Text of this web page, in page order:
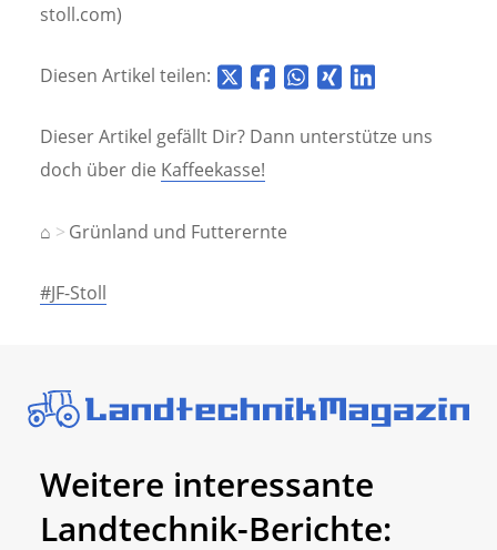
stoll.com)
Diesen Artikel teilen:
Dieser Artikel gefällt Dir? Dann unterstütze uns
doch über die Kaffeekasse!
⌂ Grünland und Futterernte
#JF-Stoll
Weitere interessante
Landtechnik-Berichte: